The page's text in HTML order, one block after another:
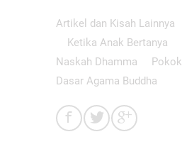
Artikel dan Kisah Lainnya
Ketika Anak Bertanya
Naskah Dhamma
Pokok
Dasar Agama Buddha